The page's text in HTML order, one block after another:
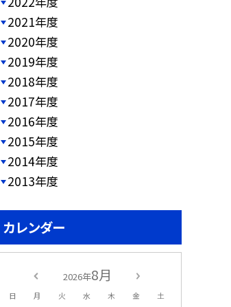
2021年度
2020年度
2019年度
2018年度
2017年度
2016年度
2015年度
2014年度
2013年度
カレンダー
2026年8月
日 月 火 水 木 金 土